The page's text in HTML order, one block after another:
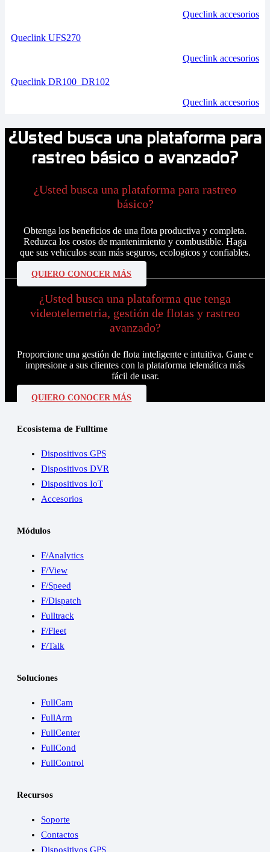
Queclink accesorios
Queclink UFS270
Queclink accesorios
Queclink DR100_DR102
Queclink accesorios
¿Usted busca una plataforma para
rastreo básico o avanzado?
¿Usted busca una plataforma para rastreo
básico?
Obtenga los beneficios de una flota productiva y completa.
Reduzca los costos de mantenimiento y combustible. Haga
que sus vehiculos sean más seguros, ecologicos y confiables.
QUIERO CONOCER MÁS
¿Usted busca una plataforma que tenga
videotelemetria, gestión de flotas y rastreo
avanzado?
Proporcione una gestión de flota inteligente e intuitiva. Gane e
impresione a sus clientes con la plataforma telemática más
fácil de usar.
QUIERO CONOCER MÁS
Ecosistema de Fulltime
Dispositivos GPS
Dispositivos DVR
Dispositivos IoT
Accesorios
Módulos
F/Analytics
F/View
F/Speed
F/Dispatch
Fulltrack
F/Fleet
F/Talk
Soluciones
FullCam
FullArm
FullCenter
FullCond
FullControl
Recursos
Soporte
Contactos
Dispositivos GPS